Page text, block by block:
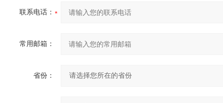
联系电话：
常用邮箱：
省份：